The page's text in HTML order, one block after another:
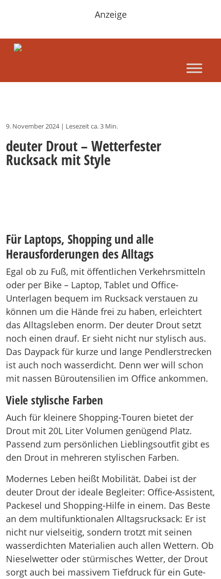
Anzeige
9. November 2024| Lesezeit ca. 3 Min.
deuter Drout – Wetterfester
Rucksack mit Style
Für Laptops, Shopping und alle
Herausforderungen des Alltags
Egal ob zu Fuß, mit öffentlichen Verkehrsmitteln
oder per Bike – Laptop, Tablet und Office-
Unterlagen bequem im Rucksack verstauen zu
können um die Hände frei zu haben, erleichtert
das Alltagsleben enorm. Der deuter Drout setzt
noch einen drauf. Er sieht nicht nur stylisch aus.
Das Daypack für kurze und lange Pendlerstrecken
ist auch noch wasserdicht. Denn wer will schon
mit nassen Büroutensilien im Office ankommen.
Viele stylische Farben
Auch für kleinere Shopping-Touren bietet der
Drout mit 20L Liter Volumen genügend Platz.
Passend zum persönlichen Lieblingsoutfit gibt es
den Drout in mehreren stylischen Farben.
Modernes Leben heißt Mobilität. Dabei ist der
deuter Drout der ideale Begleiter: Office-Assistent,
Packesel und Shopping-Hilfe in einem. Das Beste
an dem multifunktionalen Alltagsrucksack: Er ist
nicht nur vielseitig, sondern trotzt mit seinen
wasserdichten Materialien auch allen Wettern. Ob
Nieselwetter oder stürmisches Wetter, der Drout
sorgt auch bei massivem Tiefdruck für ein Gute-